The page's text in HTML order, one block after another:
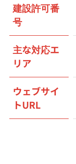
建設許可番
号
主な対応エ
リア
ウェブサイ
トURL